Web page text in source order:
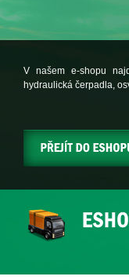
V našem e-shopu
hydraulická čerpadla,